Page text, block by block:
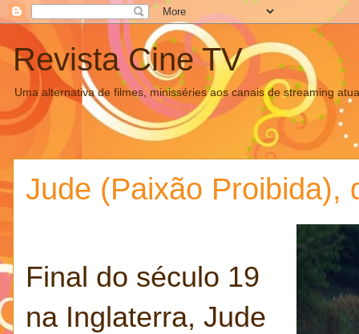
Revista Cine TV
Uma alternativa de filmes, minisséries aos canais de streaming
Jude (Paixão Proibida),
Final do século 19
na Inglaterra, Jude